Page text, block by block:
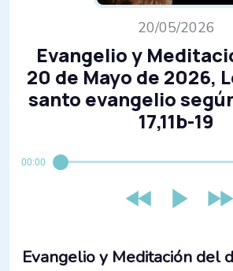
20/05/2026
Evangelio y
20 de Mayo de 2026,
santo evangelio
17,11b-19
00:00
Evangelio y Meditación del